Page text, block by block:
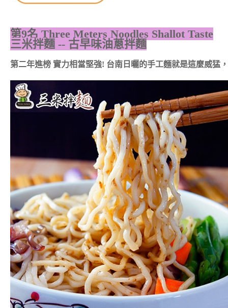
第9名 Three Meters Noodles Shallot Taste
三米拌麵 -- 古早味油蔥拌麵
第二年進榜 實力相當堅強! 台南日曬的手工麵就是這麼威猛